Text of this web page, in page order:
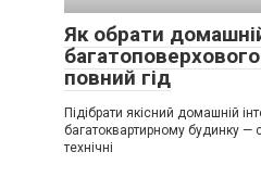
Як обрати
повний гід
Підібрати якісний домашній
багатоквартирному будинку —
технічні